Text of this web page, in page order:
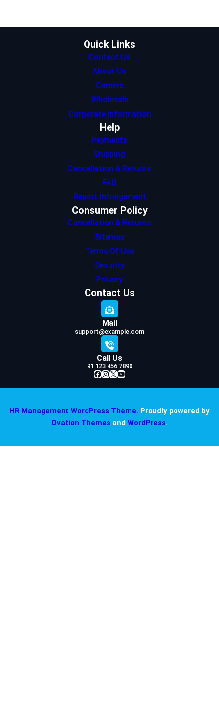
a n p k
Quick Links
Contact Us
About Us
Careers
Wholesale
Corporate Information
Help
Payments
Shipping
Cancellation & Returns
FAQ
Report Infringement
Consumer Policy
Cancellation & Returns
Sitemap
Terms Of Use
Security
Privacy
Contact Us
Mail
support@example.com
Call Us
91 123 456 7890
Facebook InstagramX YouTube
HR Management WordPress Theme. Proudly powered by
Ovation Themes and WordPress.